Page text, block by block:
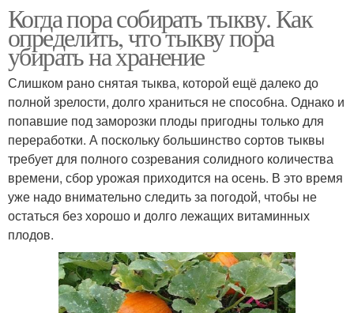
Когда пора собирать тыкву. Как
определить, что тыкву пора
убирать на хранение
Слишком рано снятая тыква, которой ещё далеко до
полной зрелости, долго храниться не способна. Однако и
попавшие под заморозки плоды пригодны только для
переработки. А поскольку большинство сортов тыквы
требует для полного созревания солидного количества
времени, сбор урожая приходится на осень. В это время
уже надо внимательно следить за погодой, чтобы не
остаться без хорошо и долго лежащих витаминных
плодов.